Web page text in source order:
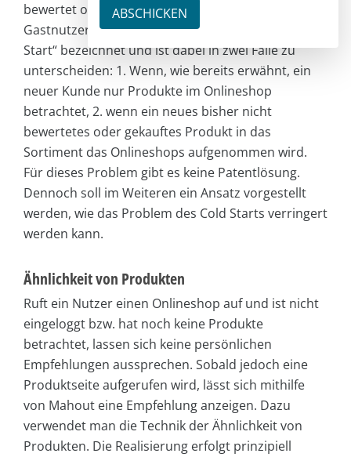
bewertet oder gekauft hat bzw. wie geht man mit
Gastnutzern um? Dieses Problem wird als „Cold
Start“ bezeichnet und ist dabei in zwei Fälle zu
unterscheiden: 1. Wenn, wie bereits erwähnt, ein
neuer Kunde nur Produkte im Onlineshop
betrachtet, 2. wenn ein neues bisher nicht
bewertetes oder gekauftes Produkt in das
Sortiment das Onlineshops aufgenommen wird.
Für dieses Problem gibt es keine Patentlösung.
Dennoch soll im Weiteren ein Ansatz vorgestellt
werden, wie das Problem des Cold Starts verringert
werden kann.
Ähnlichkeit von Produkten
Ruft ein Nutzer einen Onlineshop auf und ist nicht
eingeloggt bzw. hat noch keine Produkte
betrachtet, lassen sich keine persönlichen
Empfehlungen aussprechen. Sobald jedoch eine
Produktseite aufgerufen wird, lässt sich mithilfe
von Mahout eine Empfehlung anzeigen. Dazu
verwendet man die Technik der Ähnlichkeit von
Produkten. Die Realisierung erfolgt prinzipiell